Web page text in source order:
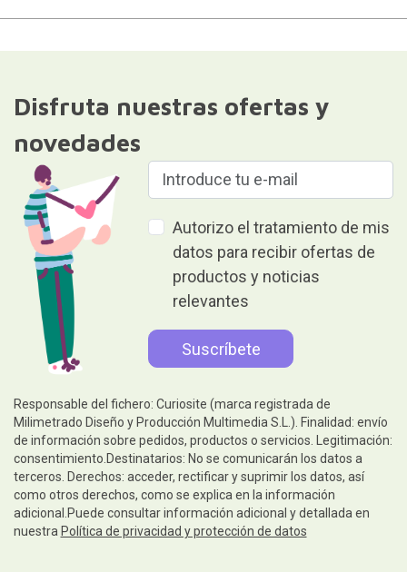
Disfruta nuestras ofertas y
novedades
Autorizo el tratamiento de mis
datos para recibir ofertas de
productos y noticias
relevantes
Responsable del fichero: Curiosite (marca registrada de
Milimetrado Diseño y Producción Multimedia S.L.). Finalidad: envío
de información sobre pedidos, productos o servicios. Legitimación:
consentimiento.Destinatarios: No se comunicarán los datos a
terceros. Derechos: acceder, rectificar y suprimir los datos, así
como otros derechos, como se explica en la información
adicional.Puede consultar información adicional y detallada en
nuestra Política de privacidad y protección de datos